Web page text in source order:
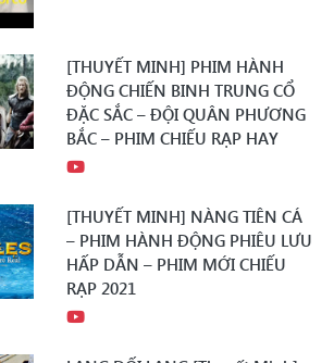
[THUYẾT MINH] PHIM HÀNH
ĐỘNG CHIẾN BINH TRUNG CỔ
ĐẶC SẮC – ĐỘI QUÂN PHƯƠNG
BẮC – PHIM CHIẾU RẠP HAY
[THUYẾT MINH] NÀNG TIÊN CÁ
– PHIM HÀNH ĐỘNG PHIÊU LƯU
HẤP DẪN – PHIM MỚI CHIẾU
RẠP 2021